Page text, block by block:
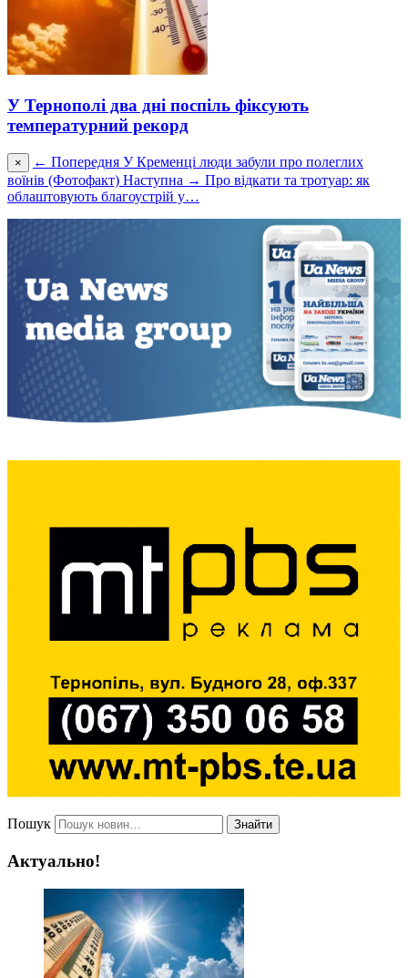
У Тернополі два дні поспіль фіксують
температурний рекорд
× ← Попередня У Кременці люди забули про полеглих
воїнів (Фотофакт) Наступна → Про відкати та тротуар: як
облаштовують благоустрій у…
Пошук Знайти
Актуально!